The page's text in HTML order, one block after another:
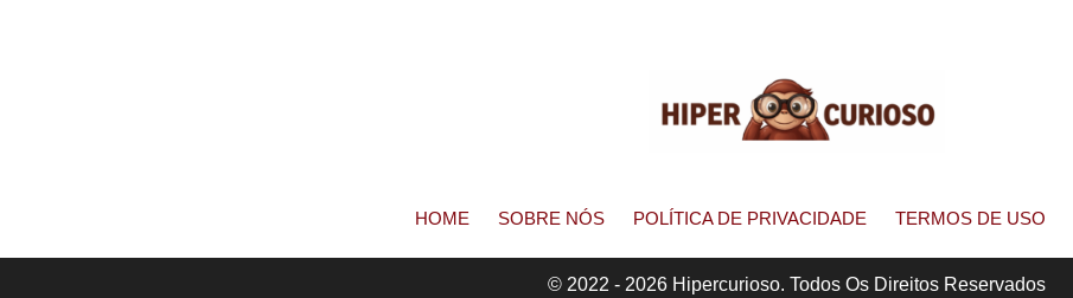
HOME SOBRE NÓS POLÍTICA DE PRIVACIDADE TERMOS DE USO
© 2022 - 2026 Hipercurioso. Todos Os Direitos Reservados